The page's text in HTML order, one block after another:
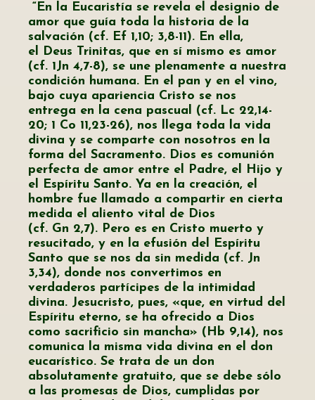
“En la Eucaristía se revela el designio de
amor que guía toda la historia de la
salvación (cf. Ef 1,10; 3,8-11). En ella,
el Deus Trinitas, que en sí mismo es amor
(cf. 1Jn 4,7-8), se une plenamente a nuestra
condición humana. En el pan y en el vino,
bajo cuya apariencia Cristo se nos
entrega en la cena pascual (cf. Lc 22,14-
20; 1 Co 11,23-26), nos llega toda la vida
divina y se comparte con nosotros en la
forma del Sacramento. Dios es comunión
perfecta de amor entre el Padre, el Hijo y
el Espíritu Santo. Ya en la creación, el
hombre fue llamado a compartir en cierta
medida el aliento vital de Dios
(cf. Gn 2,7). Pero es en Cristo muerto y
resucitado, y en la efusión del Espíritu
Santo que se nos da sin medida (cf. Jn
3,34), donde nos convertimos en
verdaderos partícipes de la intimidad
divina. Jesucristo, pues, «que, en virtud del
Espíritu eterno, se ha ofrecido a Dios
como sacrificio sin mancha» (Hb 9,14), nos
comunica la misma vida divina en el don
eucarístico. Se trata de un don
absolutamente gratuito, que se debe sólo
a las promesas de Dios, cumplidas por